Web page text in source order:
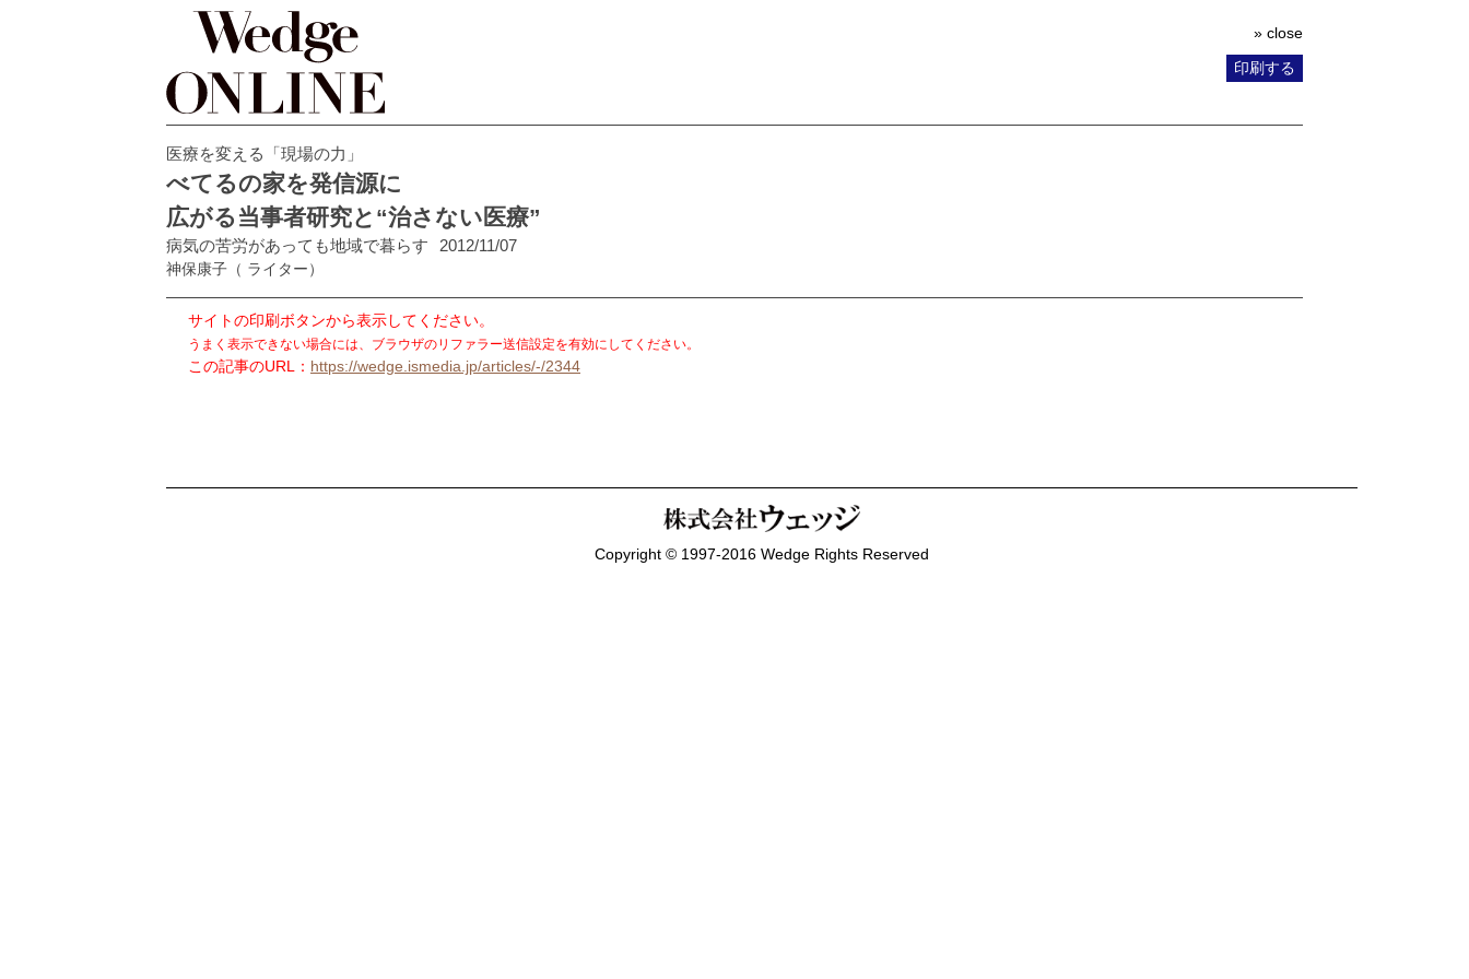
» close
印刷する
医療を変える「現場の力」
べてるの家を発信源に
広がる当事者研究と“治さない医療”
病気の苦労があっても地域で暮らす 2012/11/07
神保康子 （ ライター）
サイトの印刷ボタンから表示してください。
うまく表示できない場合には、ブラウザのリファラー送信設定を有効にしてください。
この記事のURL： https://wedge.ismedia.jp/articles/-/2344
Copyright © 1997-2016 Wedge Rights Reserved